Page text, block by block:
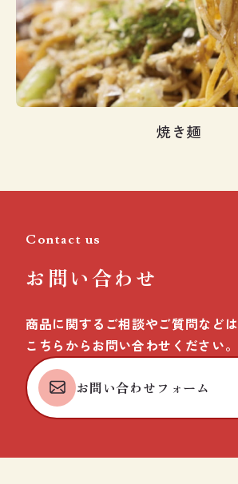
焼き麺
Contact us
お問い合わせ
商品に関するご相談やご質問などは
こちらからお問い合わせください。
お問い合わせフォーム